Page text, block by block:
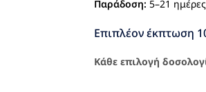
Παράδοση: 5–21
Επιπλέον έκπτωση
Κάθε επιλογή